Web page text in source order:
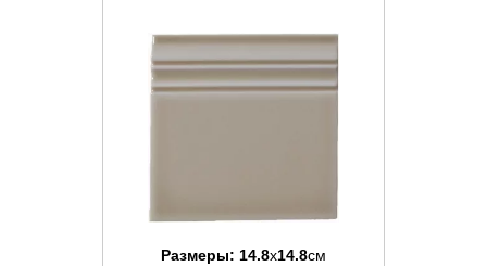
Размеры: 14.8x14.8см